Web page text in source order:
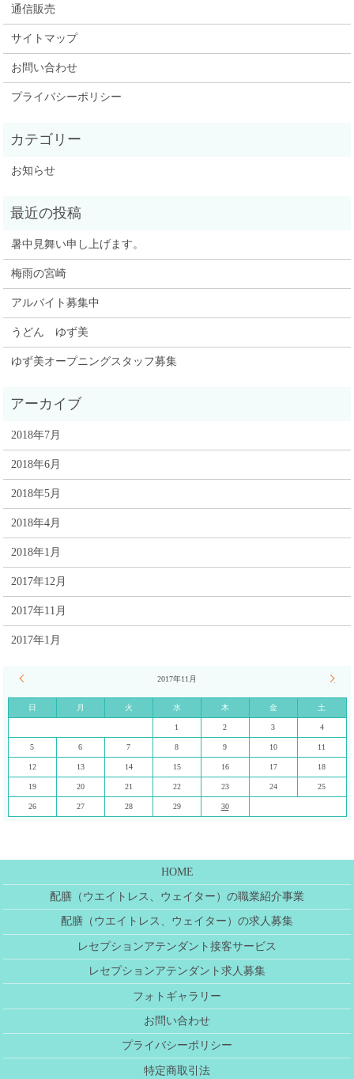
通信販売
サイトマップ
お問い合わせ
プライバシーポリシー
お知らせ
暑中見舞い申し上げます。
梅雨の宮崎
アルバイト募集中
うどん ゆず美
ゆず美オープニングスタッフ募集
2018年7月
2018年6月
2018年5月
2018年4月
2018年1月
2017年12月
2017年11月
2017年1月
2017年11月
日 月 火 水 木 金 土
12月
1 2 3 4
5 6 7 8 9 10 11
12 13 14 15 16 17 18
19 20 21 22 23 24 25
26 27 28 29 30
HOME
配膳（ウエイトレス、ウェイター）の職業紹介事業
配膳（ウエイトレス、ウェイター）の求人募集
レセプションアテンダント接客サービス
レセプションアテンダント求人募集
フォトギャラリー
お問い合わせ
プライバシーポリシー
特定商取引法